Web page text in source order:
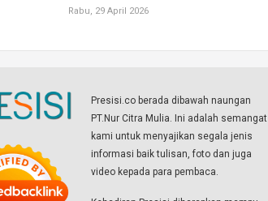
Rabu, 29 April 2026
Presisi.co berada dibawah naungan
PT.Nur Citra Mulia. Ini adalah semangat
kami untuk menyajikan segala jenis
informasi baik tulisan, foto dan juga
video kepada para pembaca.